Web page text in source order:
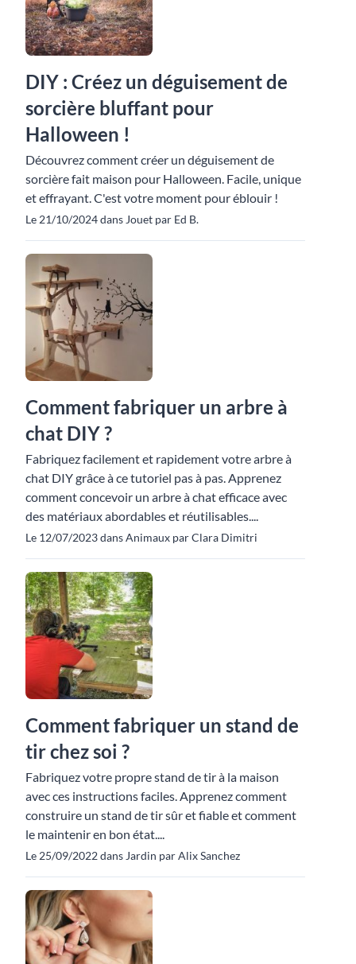
DIY : Créez un déguisement de
sorcière bluffant pour
Halloween !
Découvrez comment créer un déguisement de
sorcière fait maison pour Halloween. Facile, unique
et effrayant. C'est votre moment pour éblouir !
Le 21/10/2024 dans Jouet par Ed B.
Comment fabriquer un arbre à
chat DIY ?
Fabriquez facilement et rapidement votre arbre à
chat DIY grâce à ce tutoriel pas à pas. Apprenez
comment concevoir un arbre à chat efficace avec
des matériaux abordables et réutilisables....
Le 12/07/2023 dans Animaux par Clara Dimitri
Comment fabriquer un stand de
tir chez soi ?
Fabriquez votre propre stand de tir à la maison
avec ces instructions faciles. Apprenez comment
construire un stand de tir sûr et fiable et comment
le maintenir en bon état....
Le 25/09/2022 dans Jardin par Alix Sanchez